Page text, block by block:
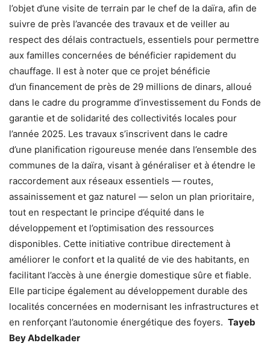
l’objet d’une visite de terrain par le chef de la daïra, afin de
suivre de près l’avancée des travaux et de veiller au
respect des délais contractuels, essentiels pour permettre
aux familles concernées de bénéficier rapidement du
chauffage. Il est à noter que ce projet bénéficie
d’un financement de près de 29 millions de dinars, alloué
dans le cadre du programme d’investissement du Fonds de
garantie et de solidarité des collectivités locales pour
l’année 2025. Les travaux s’inscrivent dans le cadre
d’une planification rigoureuse menée dans l’ensemble des
communes de la daïra, visant à généraliser et à étendre le
raccordement aux réseaux essentiels — routes,
assainissement et gaz naturel — selon un plan prioritaire,
tout en respectant le principe d’équité dans le
développement et l’optimisation des ressources
disponibles. Cette initiative contribue directement à
améliorer le confort et la qualité de vie des habitants, en
facilitant l’accès à une énergie domestique sûre et fiable.
Elle participe également au développement durable des
localités concernées en modernisant les infrastructures et
en renforçant l’autonomie énergétique des foyers. Tayeb
Bey Abdelkader